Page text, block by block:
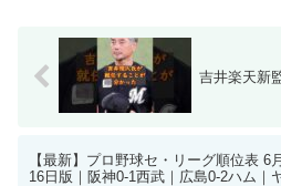
吉井楽天新
【最新】プロ野球セ・リーグ順位表 6月
16日版｜阪神0-1西武｜広島0-2ハム｜